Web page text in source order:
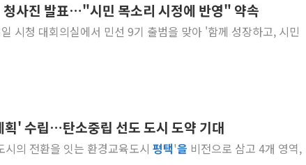
청사진 발표…"시민 목소리 시정에 반영" 약속
시청 대회의실에서 민선 9기 출범을 맞아 '함께 성장하고, 시민
' 수립…탄소중립 선도 도시 도약 기대
의 전환을 잇는 환경교육도시 평택'을 비전으로 삼고 4개 영역,